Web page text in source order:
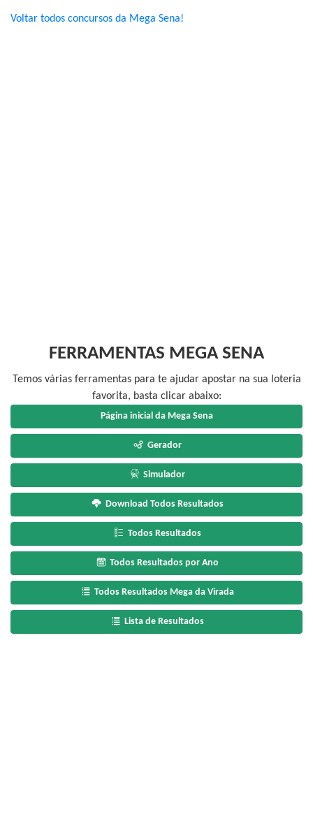
Voltar todos concursos da Mega Sena!
FERRAMENTAS MEGA SENA
Temos várias ferramentas para te ajudar apostar na sua loteria
favorita, basta clicar abaixo:
Página inicial da Mega Sena
Gerador
Simulador
Download Todos Resultados
Todos Resultados
Todos Resultados por Ano
Todos Resultados Mega da Virada
Lista de Resultados